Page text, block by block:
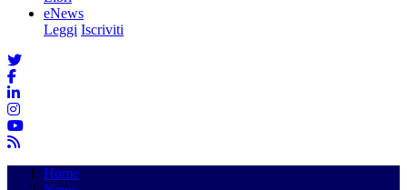
eNews
Leggi Iscriviti
Home